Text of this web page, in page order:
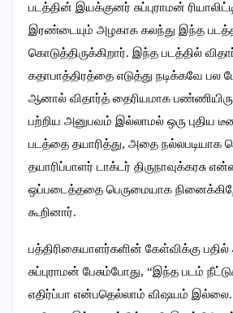
படத்தின் இயக்குனர் சுப்புராமன்
இரண்டையும் அழகாக கலந்து இந்த
கொடுத்திருக்கிறார். இந்த படத்தில்
கதாபாத்திரத்தை எடுத்து நடிக்கவே பல
ஆனால் விதார்த் தைரியமாக
பற்றிய அனுபவம் இல்லாமல் ஒரு புதிய
படத்தை தயாரித்து, அதை நல்லபடியாக
தயாரிப்பாளர் டாக்டர் திருநாவுக்கரசு
ஒப்படைத்ததை பெருமையாக
கூறினார்.
பத்திரிகையாளர்களின் கேள்விக்கு
சுப்புராமன் பேசும்போது, “இந்த படம்
எதிர்ப்பா என்பதெல்லாம் விஷயம் இல்லை.